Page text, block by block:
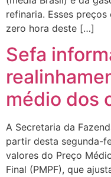
refinaria. Esses
zero hora deste […]
Sefa
médio dos
A Secretaria da
partir desta segunda-
valores do Preço
Final (PMPF), que